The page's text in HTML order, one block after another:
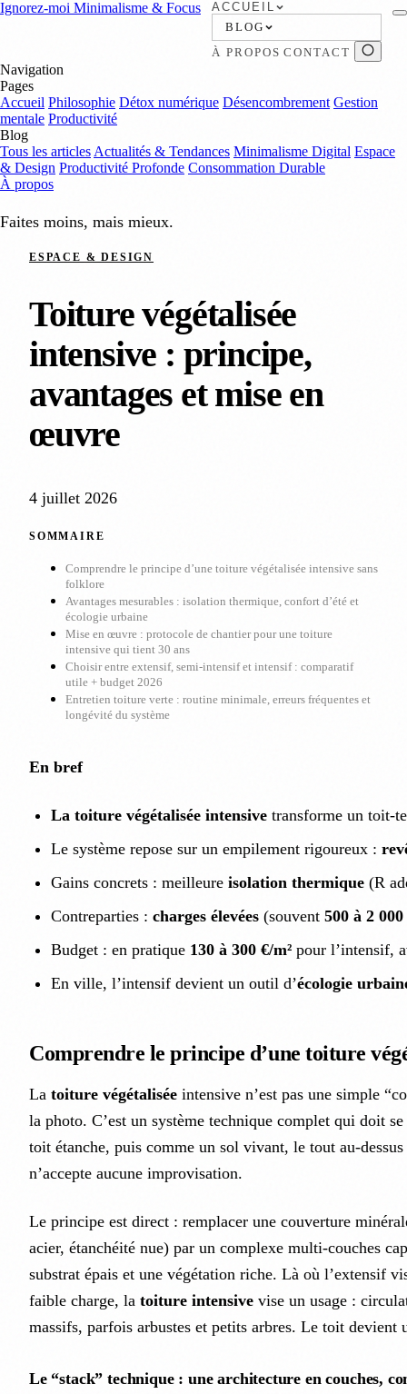
Ignorez-moi Minimalisme & Focus
ACCUEIL
BLOG
À PROPOS CONTACT
Navigation
Pages
Accueil Philosophie Détox numérique Désencombrement Gestion
mentale Productivité
Blog
Tous les articles Actualités & Tendances Minimalisme Digital Espace
& Design Productivité Profonde Consommation Durable
À propos
Faites moins, mais mieux.
ESPACE & DESIGN
Toiture végétalisée
intensive : principe,
avantages et mise en
œuvre
4 juillet 2026
SOMMAIRE
Comprendre le principe d’une toiture végétalisée intensive sans
folklore
Avantages mesurables : isolation thermique, confort d’été et
écologie urbaine
Mise en œuvre : protocole de chantier pour une toiture
intensive qui tient 30 ans
Choisir entre extensif, semi-intensif et intensif : comparatif
utile + budget 2026
Entretien toiture verte : routine minimale, erreurs fréquentes et
longévité du système
En bref
La toiture végétalisée intensive transforme un toit-
Le système repose sur un empilement rigoureux :
Gains concrets : meilleure isolation thermique (R
Contreparties : charges élevées (souvent 500 à 2 000
Budget : en pratique 130 à 300 €/m² pour l’intensif,
En ville, l’intensif devient un outil d’écologie
Comprendre le principe d’une toiture
La toiture végétalisée intensive n’est pas une simple
la photo. C’est un système technique complet qui doit
toit étanche, puis comme un sol vivant, le tout au-
n’accepte aucune improvisation.
Le principe est direct : remplacer une couverture
acier, étanchéité nue) par un complexe multi-couches
substrat épais et une végétation riche. Là où l’extensif
faible charge, la toiture intensive vise un usage :
massifs, parfois arbustes et petits arbres. Le toit devient
Le “stack” technique : une architecture en couches,